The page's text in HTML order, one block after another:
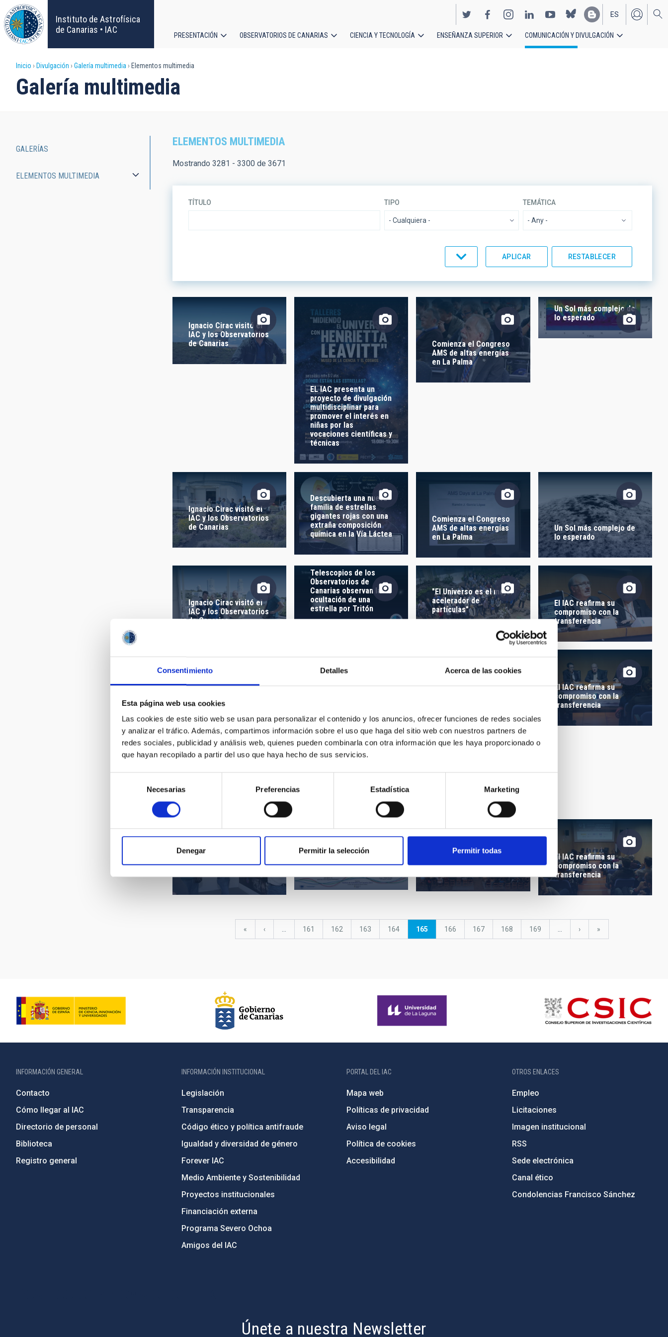
Consentimiento Detalles Acerca de las cookies
Esta página web usa cookies
Las cookies de este sitio web se usan para personalizar el contenido y los anuncios, ofrecer funciones de redes sociales
y analizar el tráfico. Además, compartimos información sobre el uso que haga del sitio web con nuestros partners de
redes sociales, publicidad y análisis web, quienes pueden combinarla con otra información que les haya proporcionado o
que hayan recopilado a partir del uso que haya hecho de sus servicios.
consentimiento
Necesarias Preferencias Estadística Marketing
Denegar Permitir la selección Permitir todas
Pasar
al
contenido
principal
Instituto de Astrofísica
de Canarias • IAC
EN
ES
principal
PRESENTACIÓN OBSERVATORIOS DE CANARIAS CIENCIA Y TECNOLOGÍA ENSEÑANZA SUPERIOR COMUNICACIÓN Y DIVULGACIÓN
Sobrescribir
enlaces
la
Inicio Divulgación Galería multimedia Elementos multimedia
Galería multimedia
ELEMENTOS MULTIMEDIA
Mostrando 3281 - 3300 de 3671
TÍTULO TIPO TEMÁTICA
- Any -
INSTALACIÓN
- Cualquiera -
ORDENAR POR
Ignacio Cirac visitó el
IAC y los Observatorios
de Canarias
EL IAC presenta un
proyecto de divulgación
multidisciplinar para
promover el interés en
niñas por las
vocaciones científicas y
técnicas
Comienza el Congreso
AMS de altas energías
en La Palma
Un Sol más complejo de
lo esperado
Ignacio Cirac visitó el
IAC y los Observatorios
de Canarias
Descubierta una nueva
familia de estrellas
gigantes rojas con una
extraña composición
química en la Vía Láctea
Comienza el Congreso
AMS de altas energías
en La Palma
Un Sol más complejo de
lo esperado
Ignacio Cirac visitó el
IAC y los Observatorios
de Canarias
Telescopios de los
Observatorios de
Canarias observan la
ocultación de una
estrella por Tritón
"El Universo es el mejor
acelerador de
partículas"
El IAC reafirma su
compromiso con la
transferencia
Ignacio Cirac visitó el
de Canarias
acelerador de
El IAC reafirma su
compromiso con la
transferencia
Ignacio Cirac visitó el
IAC y los Observatorios
de Canarias
género en Física, de la
"El Universo es el mejor
El IAC reafirma su
compromiso con la
transferencia
Primera
«
Página
‹ … Página
161 Página
162 Página
163 Página
164
Página
165 Página
166 Página
167 Página
168 Página
169 …
Siguiente
›
última
»
navigation
GALERÍAS
ELEMENTOS MULTIMEDIA
INFORMACIÓN GENERAL
Contacto
Cómo llegar al IAC
Directorio de personal
Biblioteca
Registro general
INFORMACIÓN INSTITUCIONAL
Legislación
Transparencia
Código ético y política antifraude
Igualdad y diversidad de género
Forever IAC
Medio Ambiente y Sostenibilidad
Proyectos institucionales
Financiación externa
Programa Severo Ochoa
Amigos del IAC
PORTAL DEL IAC
Mapa web
Políticas de privacidad
Aviso legal
Política de cookies
Accesibilidad
OTROS ENLACES
Empleo
Licitaciones
Imagen institucional
RSS
Sede electrónica
Canal ético
Condolencias Francisco Sánchez
Únete a nuestra Newsletter